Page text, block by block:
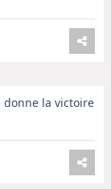
donne la victoire